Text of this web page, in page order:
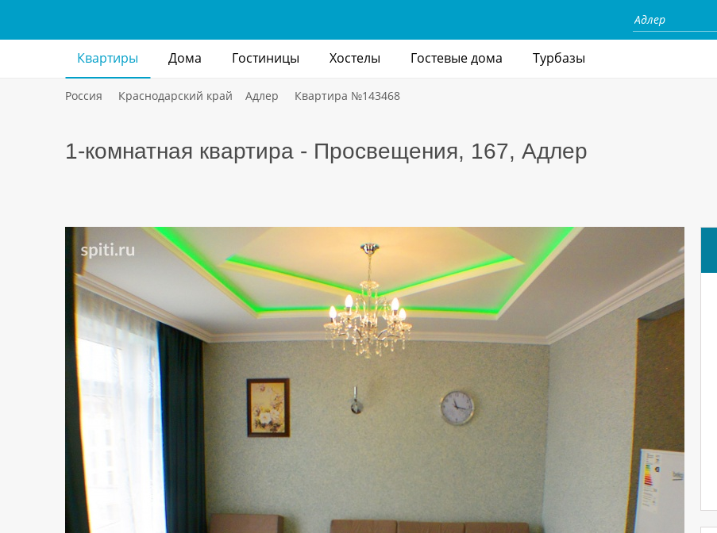
Квартиры Дома Гостиницы Хостелы Гостевые дома Турбазы
Россия Краснодарский край Адлер Квартира №143468
1-комнатная квартира - Просвещения, 167, Адлер